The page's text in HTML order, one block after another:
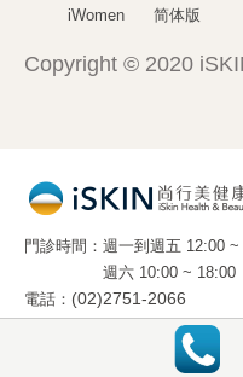
iWomen 简体版
Copyright © 2020
門診時間
週一到週五 12:00 ~
週六 10:00 ~ 18:00
電話
(02)2751-2066
地址
10663 台北市光復南路
(國父紀念館旁 . 麥當勞